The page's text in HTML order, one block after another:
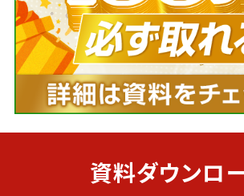
資料ダウンロ